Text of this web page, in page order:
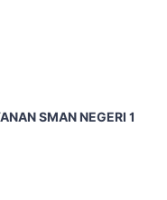
SMAN NEGERI 1